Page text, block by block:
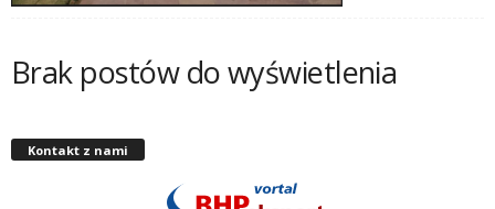
Brak postów do wyświetlenia
Kontakt z nami